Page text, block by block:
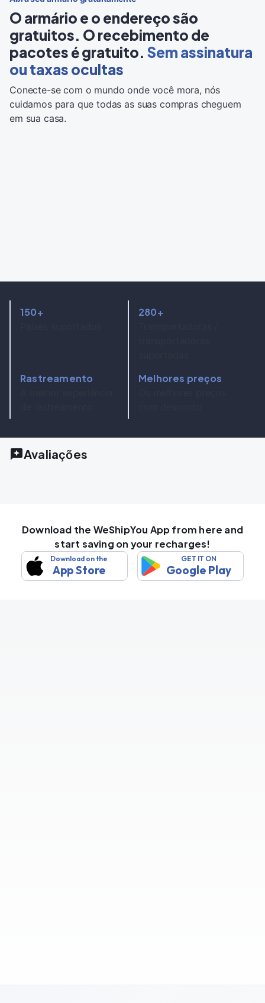
O armário e o endereço são
gratuitos. O recebimento de
pacotes é gratuito. Sem assinatura
ou taxas ocultas
Conecte-se com o mundo onde você mora, nós
cuidamos para que todas as suas compras cheguem
em sua casa.
150+ 280+
Rastreamento Melhores preços
Avaliações
Download the WeShipYou App from here and
start saving on your recharges!
Download on the
App Store
GET IT ON
Google Play